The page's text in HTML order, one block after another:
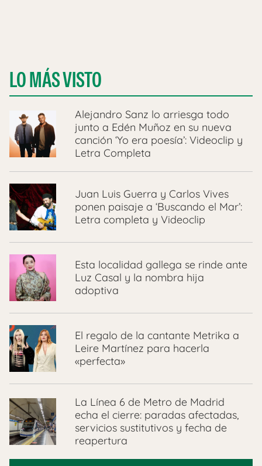
LO MÁS VISTO
Alejandro Sanz lo arriesga todo
junto a Edén Muñoz en su nueva
canción ‘Yo era poesía’: Videoclip y
Letra Completa
Juan Luis Guerra y Carlos Vives
ponen paisaje a ‘Buscando el Mar’:
Letra completa y Videoclip
Esta localidad gallega se rinde ante
Luz Casal y la nombra hija
adoptiva
El regalo de la cantante Metrika a
Leire Martínez para hacerla
«perfecta»
La Línea 6 de Metro de Madrid
echa el cierre: paradas afectadas,
servicios sustitutivos y fecha de
reapertura